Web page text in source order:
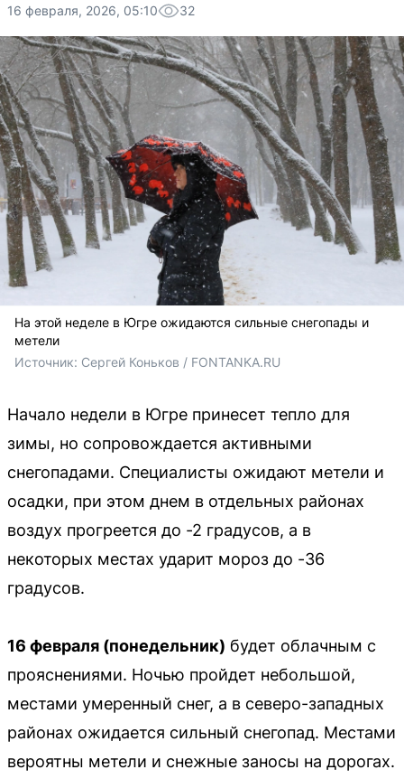
16 февраля, 2026, 05:10 32
На этой неделе в Югре ожидаются сильные снегопады и
метели
Источник: Сергей Коньков / FONTANKA.RU
Начало недели в Югре принесет тепло для
зимы, но сопровождается активными
снегопадами. Специалисты ожидают метели и
осадки, при этом днем в отдельных районах
воздух прогреется до -2 градусов, а в
некоторых местах ударит мороз до -36
градусов.
16 февраля (понедельник) будет облачным с
прояснениями. Ночью пройдет небольшой,
местами умеренный снег, а в северо-западных
районах ожидается сильный снегопад. Местами
вероятны метели и снежные заносы на дорогах.